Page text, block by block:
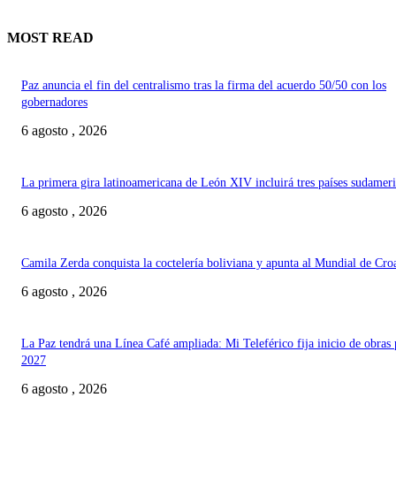
MOST READ
Paz anuncia el fin del centralismo tras la firma del acuerdo 50/50 con los
gobernadores
6 agosto , 2026
La primera gira latinoamericana de León XIV incluirá tres países
6 agosto , 2026
Camila Zerda conquista la coctelería boliviana y apunta al Mundial de
6 agosto , 2026
La Paz tendrá una Línea Café ampliada: Mi Teleférico fija inicio de obras
2027
6 agosto , 2026